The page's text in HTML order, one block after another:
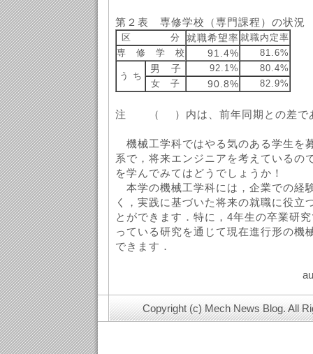
第２表 専修学校（専門課程）の状況
区 分 就職希望率 就職内定率
専 修 学 校
91.4% 81.6%
う ち
男 子 92.1%
80.4%
女 子
90.8% 82.9%
注 （ ）内は、前年同期との差で
機械工学科ではやる気のある学生を
系で，将来エンジニアを考えているの
を学んでみてはどうでしょうか！
本学の機械工学科には，企業での経
く，実践に基づいた将来の就職に役立
とができます．特に，4年生の卒業研
っている研究を通じて現在進行形の機
できます．
Copyright (c) Mech News Blog. All